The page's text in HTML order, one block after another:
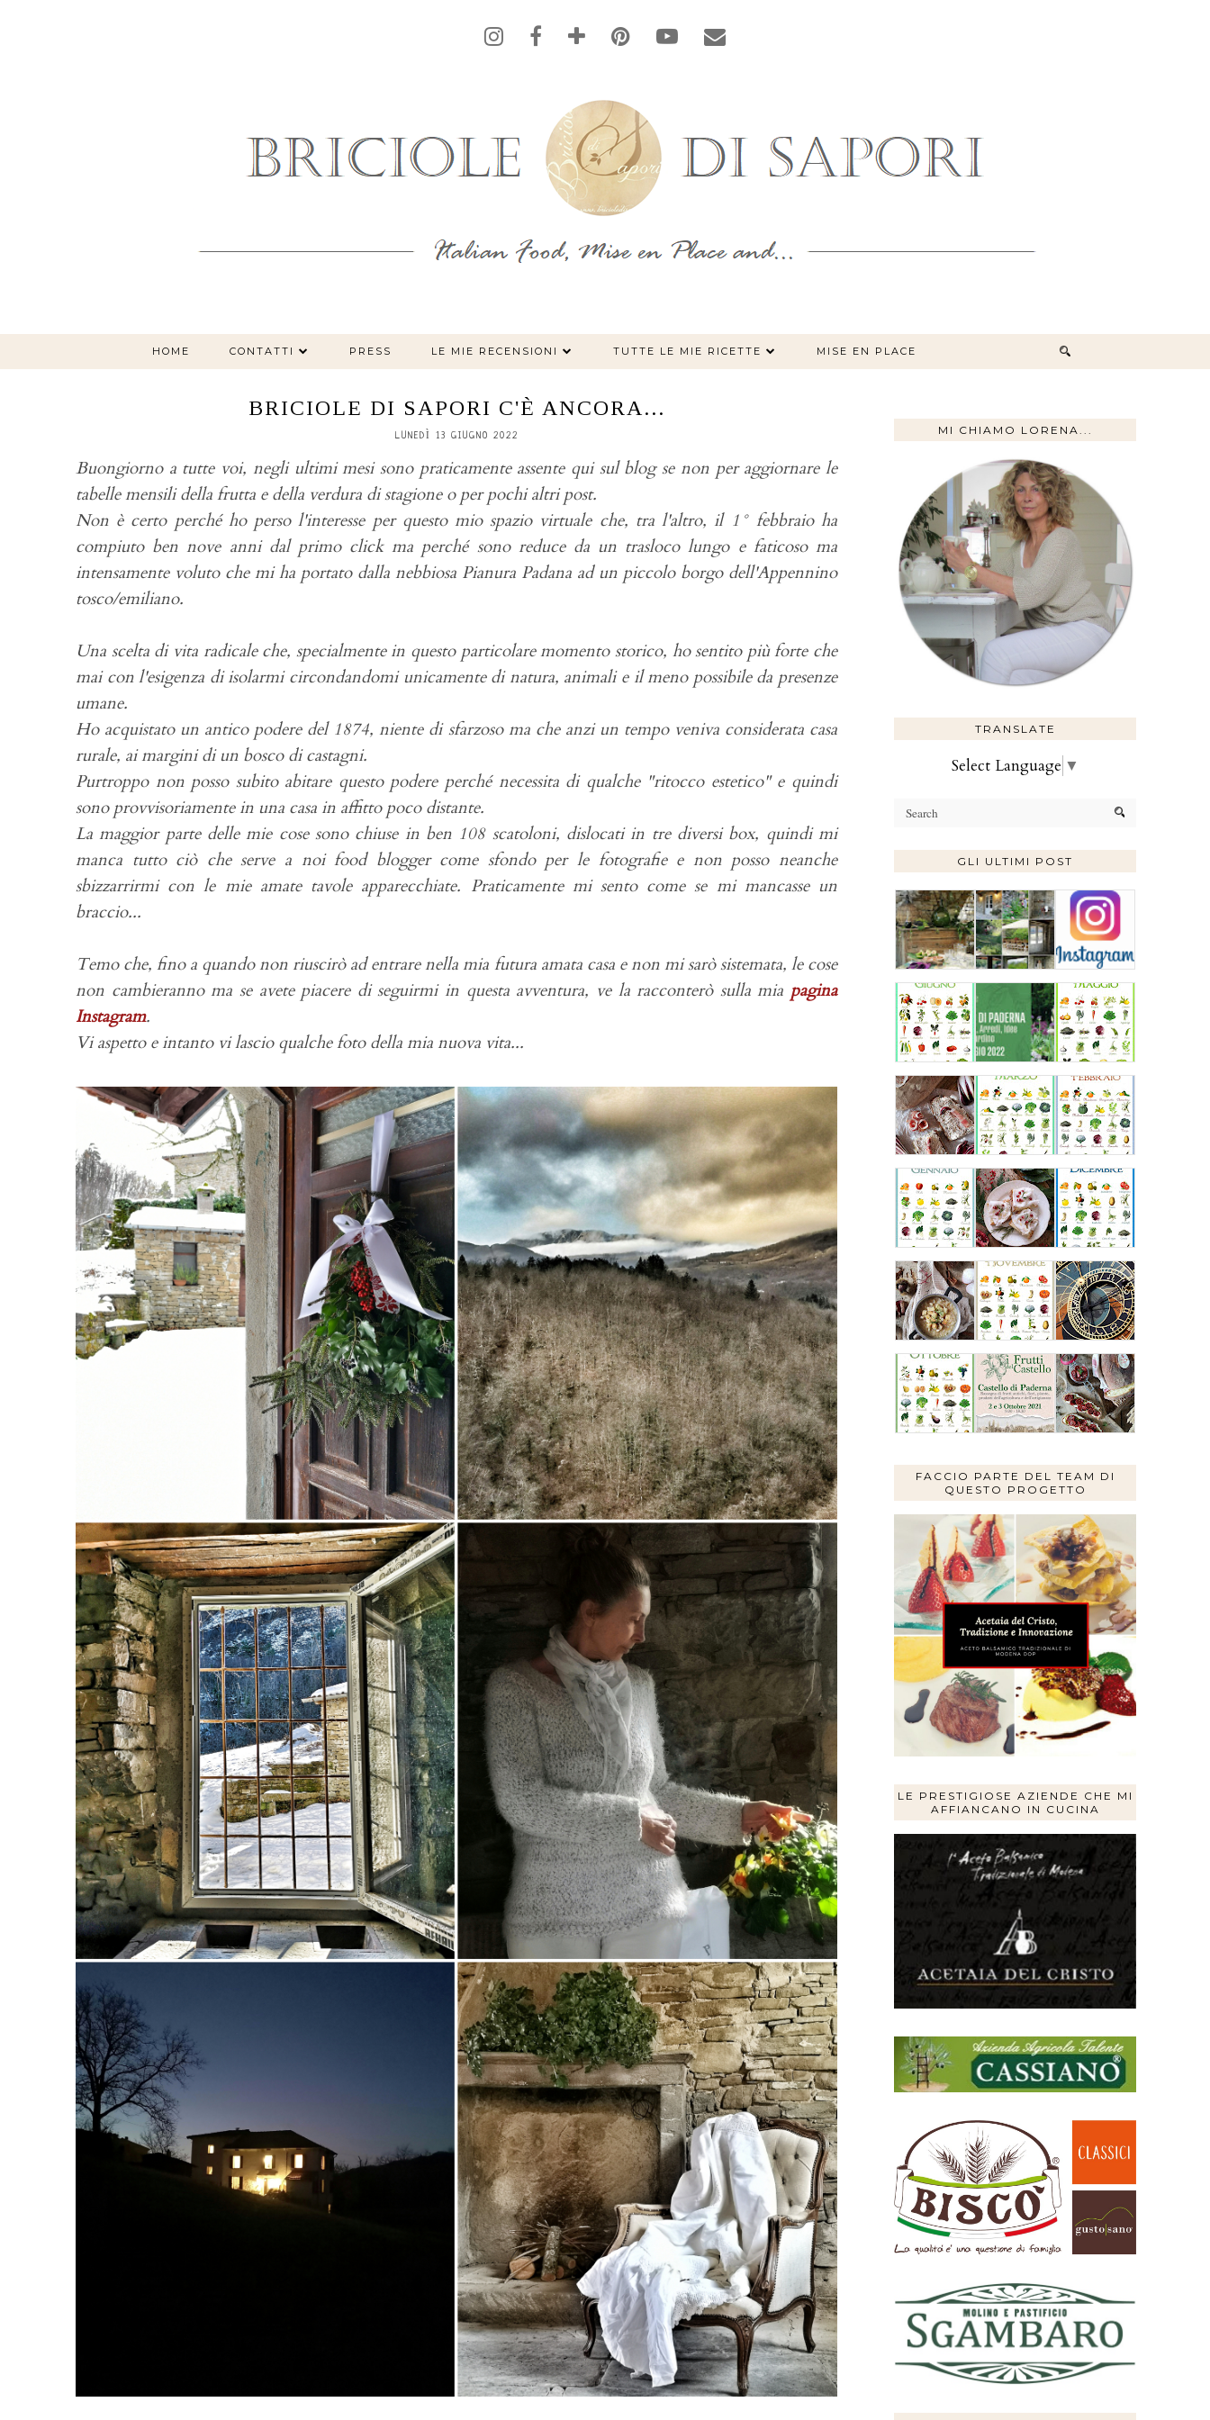
HOME CONTATTI PRESS LE MIE RECENSIONI TUTTE LE MIE RICETTE MISE EN PLACE
BRICIOLE DI SAPORI C'È ANCORA...
LUNEDÌ 13 GIUGNO 2022
Buongiorno a tutte voi, negli ultimi mesi sono praticamente assente qui sul blog se non per aggiornare le
tabelle mensili della frutta e della verdura di stagione o per pochi altri post.
Non è certo perché ho perso l'interesse per questo mio spazio virtuale che, tra l'altro, il 1° febbraio ha
compiuto ben nove anni dal primo click ma perché sono reduce da un trasloco lungo e faticoso ma
intensamente voluto che mi ha portato dalla nebbiosa Pianura Padana ad un piccolo borgo dell'Appennino
tosco/emiliano.
Una scelta di vita radicale che, specialmente in questo particolare momento storico, ho sentito più forte che
mai con l'esigenza di isolarmi circondandomi unicamente di natura, animali e il meno possibile da presenze
umane.
Ho acquistato un antico podere del 1874, niente di sfarzoso ma che anzi un tempo veniva considerata casa
rurale, ai margini di un bosco di castagni.
Purtroppo non posso subito abitare questo podere perché necessita di qualche "ritocco estetico" e quindi
sono provvisoriamente in una casa in affitto poco distante.
La maggior parte delle mie cose sono chiuse in ben 108 scatoloni, dislocati in tre diversi box, quindi mi
manca tutto ciò che serve a noi food blogger come sfondo per le fotografie e non posso neanche
sbizzarrirmi con le mie amate tavole apparecchiate. Praticamente mi sento come se mi mancasse un
braccio...
Temo che, fino a quando non riuscirò ad entrare nella mia futura amata casa e non mi sarò sistemata, le cose
non cambieranno ma se avete piacere di seguirmi in questa avventura, ve la racconterò sulla mia pagina
Instagram.
Vi aspetto e intanto vi lascio qualche foto della mia nuova vita...
MI CHIAMO LORENA...
TRANSLATE
Select Language ▼
GLI ULTIMI POST
FACCIO PARTE DEL TEAM DI
QUESTO PROGETTO
LE PRESTIGIOSE AZIENDE CHE MI
AFFIANCANO IN CUCINA